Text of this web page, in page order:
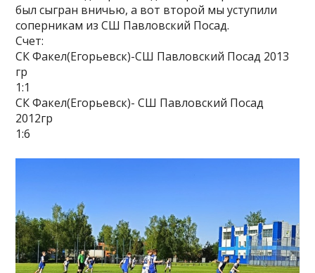
был сыгран вничью, а вот второй мы уступили
соперникам из СШ Павловский Посад.
Счет:
СК Факел(Егорьевск)-СШ Павловский Посад 2013
гр
1:1
СК Факел(Егорьевск)- СШ Павловский Посад
2012гр
1:6